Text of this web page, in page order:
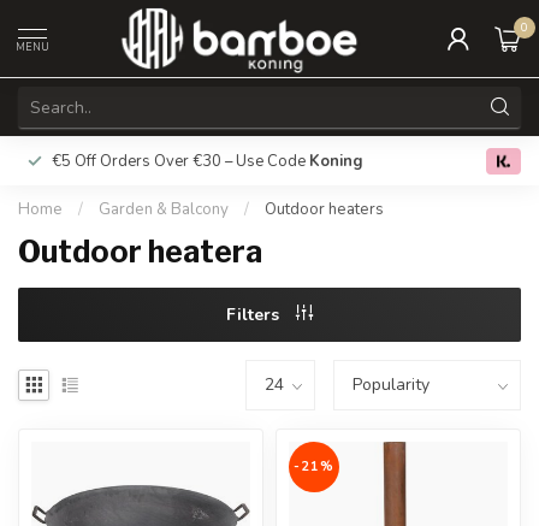
MENU
0
€5 Off Orders Over €30 – Use Code Koning Free
Home / Garden & Balcony / Outdoor heaters
Outdoor heatera
Filters
-21%